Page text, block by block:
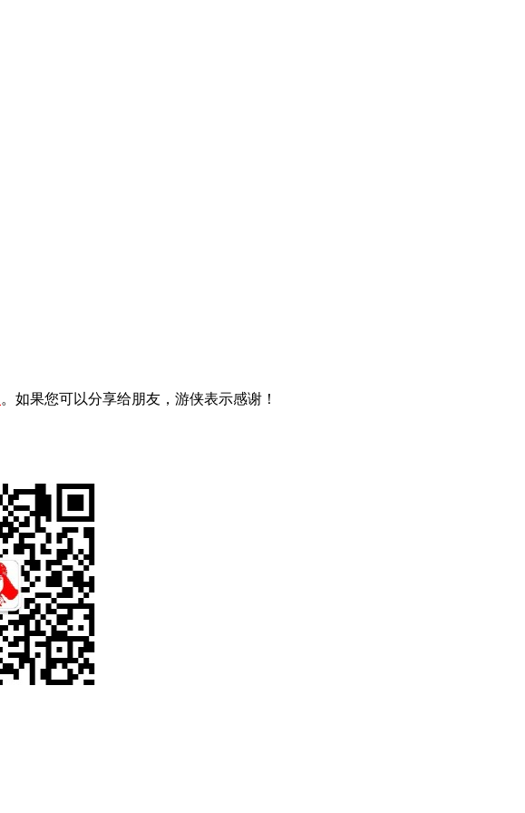
。如果您可以分享给朋友，游侠表示感谢！